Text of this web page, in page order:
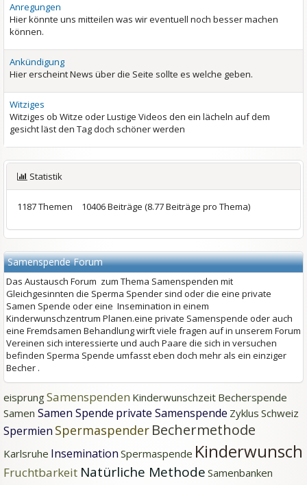
Anregungen
Hier könnte uns mitteilen was wir eventuell noch besser machen
können.
Ankündigung
Hier erscheint News über die Seite sollte es welche geben.
Witziges
Witziges ob Witze oder Lustige Videos den ein lächeln auf dem
gesicht läst den Tag doch schöner werden
Statistik
1187 Themen 10406 Beiträge (8.77 Beiträge pro Thema)
Samenspende Forum
Das Austausch Forum zum Thema Samenspenden mit
Gleichgesinnten die Sperma Spender sind oder die eine private
Samen Spende oder eine Insemination in einem
Kinderwunschzentrum Planen.eine private Samenspende oder auch
eine Fremdsamen Behandlung wirft viele fragen auf in unserem Forum
Vereinen sich interessierte und auch Paare die sich in versuchen
befinden Sperma Spende umfasst eben doch mehr als ein einziger
Becher .
eisprungSamenspenden Kinderwunschzeit Becherspende
Samen Samen Spende private Samenspende Zyklus Schweiz
Spermien Spermaspender Bechermethode
Karlsruhe Insemination Spermaspende Kinderwunsch
Fruchtbarkeit Natürliche Methode Samenbanken